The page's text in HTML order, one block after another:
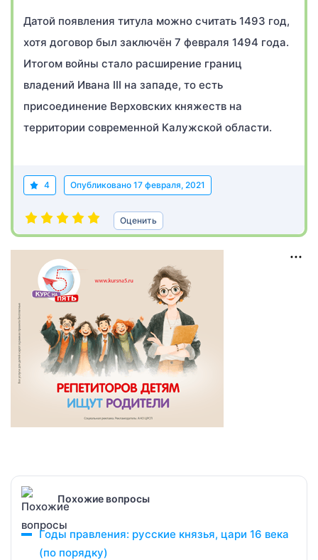
Датой появления титула можно считать 1493 год,
хотя договор был заключён 7 февраля 1494 года.
Итогом войны стало расширение границ
владений Ивана III на западе, то есть
присоединение Верховских княжеств на
территории современной Калужской области.
4 Опубликовано 17 февраля, 2021
Оценить
Похожие вопросы
Годы правления: русские князья, цари 16 века
(по порядку)